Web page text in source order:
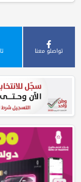
تواصلو معنا